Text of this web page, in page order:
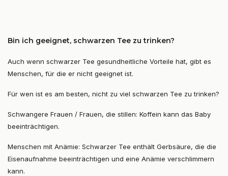
Bin ich geeignet, schwarzen Tee zu trinken?
Auch wenn schwarzer Tee gesundheitliche Vorteile hat, gibt es
Menschen, für die er nicht geeignet ist.
Für wen ist es am besten, nicht zu viel schwarzen Tee zu trinken?
Schwangere Frauen / Frauen, die stillen: Koffein kann das Baby
beeinträchtigen.
Menschen mit Anämie: Schwarzer Tee enthält Gerbsäure, die die
Eisenaufnahme beeinträchtigen und eine Anämie verschlimmern
kann.